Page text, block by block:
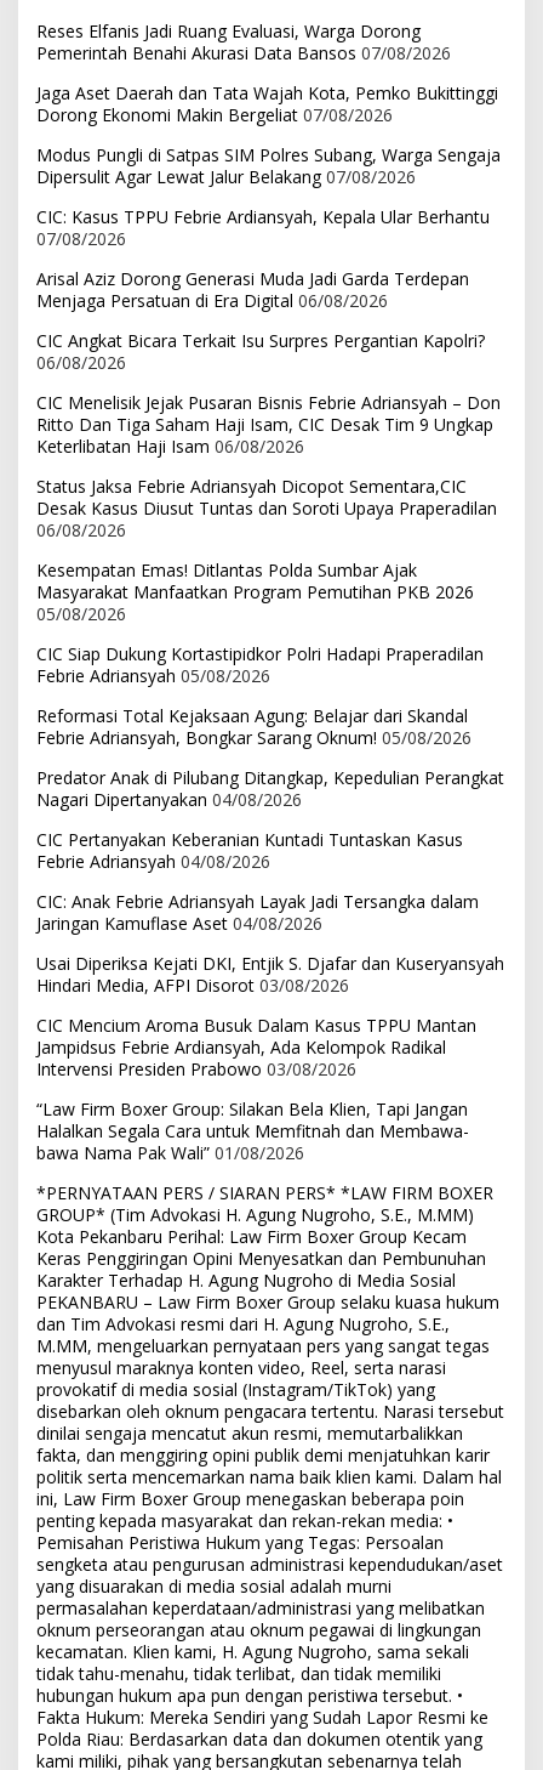
Reses Elfanis Jadi Ruang Evaluasi, Warga Dorong
Pemerintah Benahi Akurasi Data Bansos 07/08/2026
Jaga Aset Daerah dan Tata Wajah Kota, Pemko Bukittinggi
Dorong Ekonomi Makin Bergeliat 07/08/2026
Modus Pungli di Satpas SIM Polres Subang, Warga Sengaja
Dipersulit Agar Lewat Jalur Belakang 07/08/2026
CIC: Kasus TPPU Febrie Ardiansyah, Kepala Ular Berhantu
07/08/2026
Arisal Aziz Dorong Generasi Muda Jadi Garda Terdepan
Menjaga Persatuan di Era Digital 06/08/2026
CIC Angkat Bicara Terkait Isu Surpres Pergantian Kapolri?
06/08/2026
CIC Menelisik Jejak Pusaran Bisnis Febrie Adriansyah – Don
Ritto Dan Tiga Saham Haji Isam, CIC Desak Tim 9 Ungkap
Keterlibatan Haji Isam 06/08/2026
Status Jaksa Febrie Adriansyah Dicopot Sementara,CIC
Desak Kasus Diusut Tuntas dan Soroti Upaya Praperadilan
06/08/2026
Kesempatan Emas! Ditlantas Polda Sumbar Ajak
Masyarakat Manfaatkan Program Pemutihan PKB 2026
05/08/2026
CIC Siap Dukung Kortastipidkor Polri Hadapi Praperadilan
Febrie Adriansyah 05/08/2026
Reformasi Total Kejaksaan Agung: Belajar dari Skandal
Febrie Adriansyah, Bongkar Sarang Oknum! 05/08/2026
Predator Anak di Pilubang Ditangkap, Kepedulian Perangkat
Nagari Dipertanyakan 04/08/2026
CIC Pertanyakan Keberanian Kuntadi Tuntaskan Kasus
Febrie Adriansyah 04/08/2026
CIC: Anak Febrie Adriansyah Layak Jadi Tersangka dalam
Jaringan Kamuflase Aset 04/08/2026
Usai Diperiksa Kejati DKI, Entjik S. Djafar dan Kuseryansyah
Hindari Media, AFPI Disorot 03/08/2026
CIC Mencium Aroma Busuk Dalam Kasus TPPU Mantan
Jampidsus Febrie Ardiansyah, Ada Kelompok Radikal
Intervensi Presiden Prabowo 03/08/2026
“Law Firm Boxer Group: Silakan Bela Klien, Tapi Jangan
Halalkan Segala Cara untuk Memfitnah dan Membawa-
bawa Nama Pak Wali” 01/08/2026
*PERNYATAAN PERS / SIARAN PERS* *LAW FIRM BOXER
GROUP* (Tim Advokasi H. Agung Nugroho, S.E., M.MM)
Kota Pekanbaru Perihal: Law Firm Boxer Group Kecam
Keras Penggiringan Opini Menyesatkan dan Pembunuhan
Karakter Terhadap H. Agung Nugroho di Media Sosial
PEKANBARU – Law Firm Boxer Group selaku kuasa hukum
dan Tim Advokasi resmi dari H. Agung Nugroho, S.E.,
M.MM, mengeluarkan pernyataan pers yang sangat tegas
menyusul maraknya konten video, Reel, serta narasi
provokatif di media sosial (Instagram/TikTok) yang
disebarkan oleh oknum pengacara tertentu. Narasi tersebut
dinilai sengaja mencatut akun resmi, memutarbalikkan
fakta, dan menggiring opini publik demi menjatuhkan karir
politik serta mencemarkan nama baik klien kami. Dalam hal
ini, Law Firm Boxer Group menegaskan beberapa poin
penting kepada masyarakat dan rekan-rekan media: •
Pemisahan Peristiwa Hukum yang Tegas: Persoalan
sengketa atau pengurusan administrasi kependudukan/aset
yang disuarakan di media sosial adalah murni
permasalahan keperdataan/administrasi yang melibatkan
oknum perseorangan atau oknum pegawai di lingkungan
kecamatan. Klien kami, H. Agung Nugroho, sama sekali
tidak tahu-menahu, tidak terlibat, dan tidak memiliki
hubungan hukum apa pun dengan peristiwa tersebut. •
Fakta Hukum: Mereka Sendiri yang Sudah Lapor Resmi ke
Polda Riau: Berdasarkan data dan dokumen otentik yang
kami miliki, pihak yang bersangkutan sebenarnya telah